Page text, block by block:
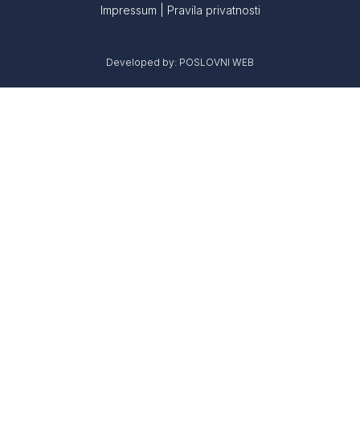
Impressum Pravila privatnosti
Developed by: POSLOVNI WEB